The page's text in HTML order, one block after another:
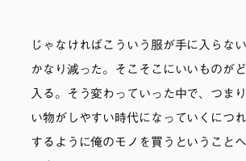
じゃなければこういう服が手に入らな
かなり減った。そこそこにいいものが
入る。そう変わっていった中で、つま
い物がしやすい時代になっていくにつ
するように俺のモノを買うということ